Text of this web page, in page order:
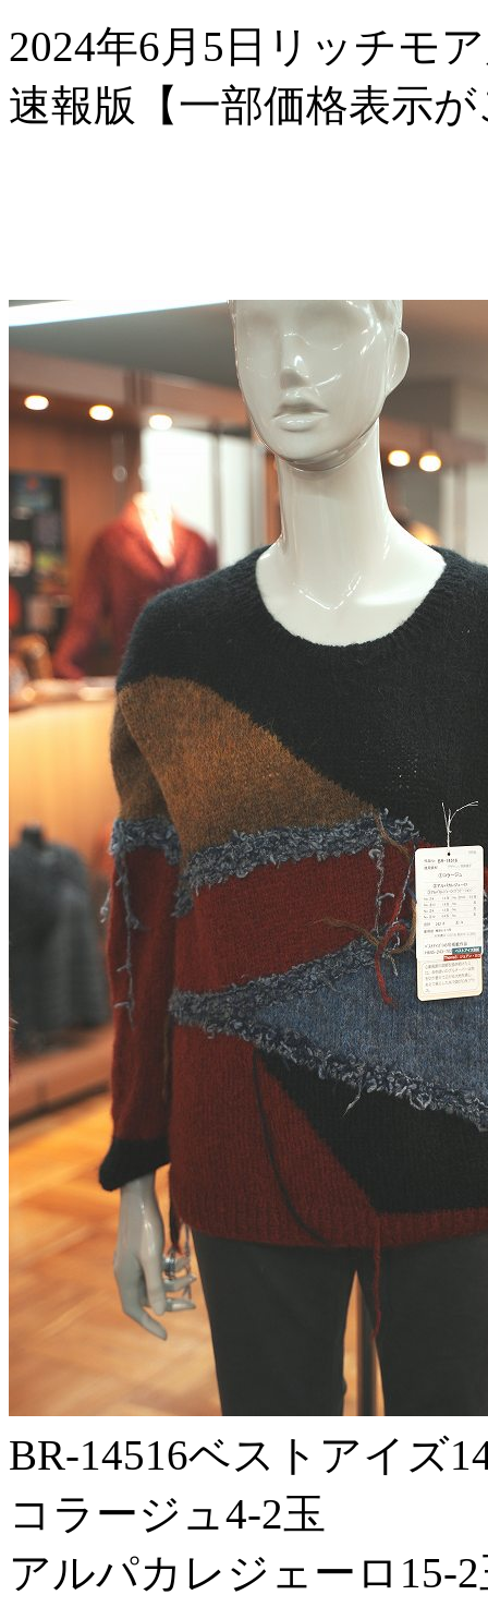
2024年6月5日リッチモ
速報版【一部価格表示
BR-14516ベストアイズ
コラージュ4-2玉
アルパカレジェーロ